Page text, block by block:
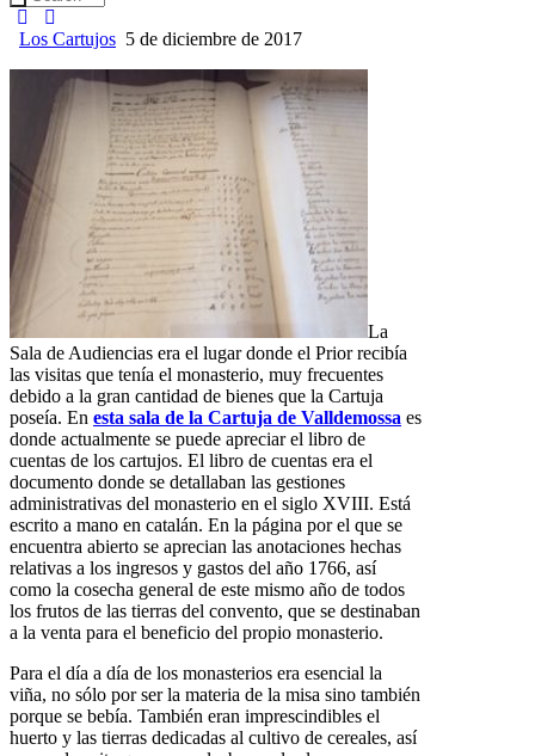
Los Cartujos 5 de diciembre de 2017
La
Sala de Audiencias era el lugar donde el Prior recibía
las visitas que tenía el monasterio, muy frecuentes
debido a la gran cantidad de bienes que la Cartuja
poseía. En esta sala de la Cartuja de Valldemossa es
donde actualmente se puede apreciar el libro de
cuentas de los cartujos. El libro de cuentas era el
documento donde se detallaban las gestiones
administrativas del monasterio en el siglo XVIII. Está
escrito a mano en catalán. En la página por el que se
encuentra abierto se aprecian las anotaciones hechas
relativas a los ingresos y gastos del año 1766, así
como la cosecha general de este mismo año de todos
los frutos de las tierras del convento, que se destinaban
a la venta para el beneficio del propio monasterio.
Para el día a día de los monasterios era esencial la
viña, no sólo por ser la materia de la misa sino también
porque se bebía. También eran imprescindibles el
huerto y las tierras dedicadas al cultivo de cereales, así